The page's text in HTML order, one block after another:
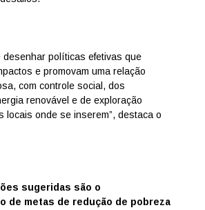
desenhar políticas efetivas que
e promovam uma relação
com controle social, dos
renovável e de exploração
locais onde se inserem”, destaca o
sugeridas são o
de metas de redução de pobreza